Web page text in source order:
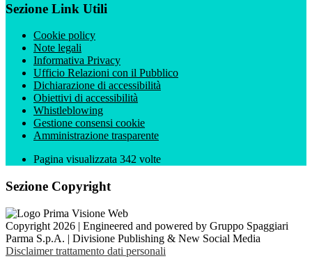
Sezione Link Utili
Cookie policy
Note legali
Informativa Privacy
Ufficio Relazioni con il Pubblico
Dichiarazione di accessibilità
Obiettivi di accessibilità
Whistleblowing
Gestione consensi cookie
Amministrazione trasparente
Pagina visualizzata 342 volte
Sezione Copyright
Copyright 2026 | Engineered and powered by Gruppo Spaggiari
Parma S.p.A. | Divisione Publishing & New Social Media
Disclaimer trattamento dati personali